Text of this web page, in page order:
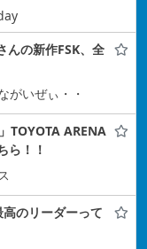
んの新作FSK、全
がいぜぃ・・
TOYOTA ARENA
ら！！
高のリーダーって